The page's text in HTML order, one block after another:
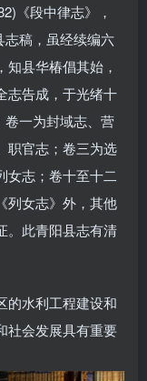
《段中律志》，
志稿，虽经续编六
县华椿倡其始，
志告成，于光绪十
卷一为封域志、营
职官志；卷三为选
女志；卷十至十二
列女志》外，其他
。此青阳县志有清
的水利工程建设和
社会发展具有重要